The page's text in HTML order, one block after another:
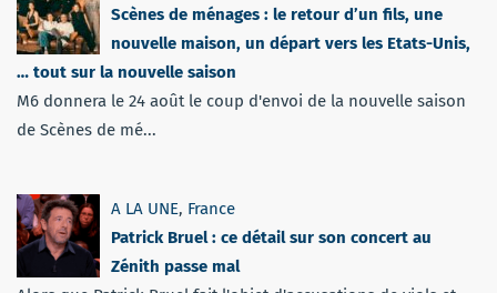
Scènes de ménages : le retour d’un fils, une
nouvelle maison, un départ vers les Etats-Unis,
… tout sur la nouvelle saison
M6 donnera le 24 août le coup d'envoi de la nouvelle saison
de Scènes de mé...
A LA UNE, France
Patrick Bruel : ce détail sur son concert au
Zénith passe mal